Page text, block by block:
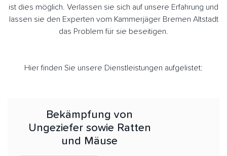
ist dies möglich. Verlassen sie sich auf unsere Erfahrung und
lassen sie den Experten vom Kammerjäger Bremen Altstadt
das Problem für sie beseitigen.
Hier finden Sie unsere Dienstleistungen aufgelistet:
Bekämpfung von
Ungeziefer sowie Ratten
und Mäuse